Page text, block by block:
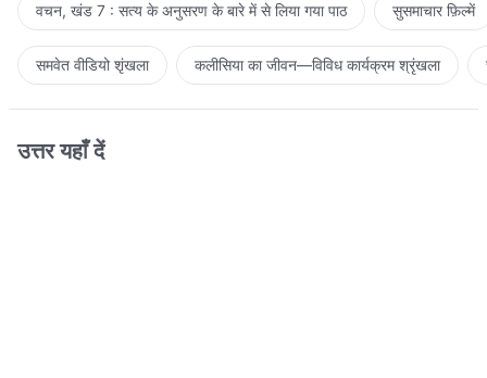
वचन, खंड 7 : सत्य के अनुसरण के बारे में से लिया गया पाठ सुसमाचार फ़िल्में
समवेत वीडियो शृंखला कलीसिया का जीवन—विविध कार्यक्रम श्रृंखला
उत्तर यहाँ दें